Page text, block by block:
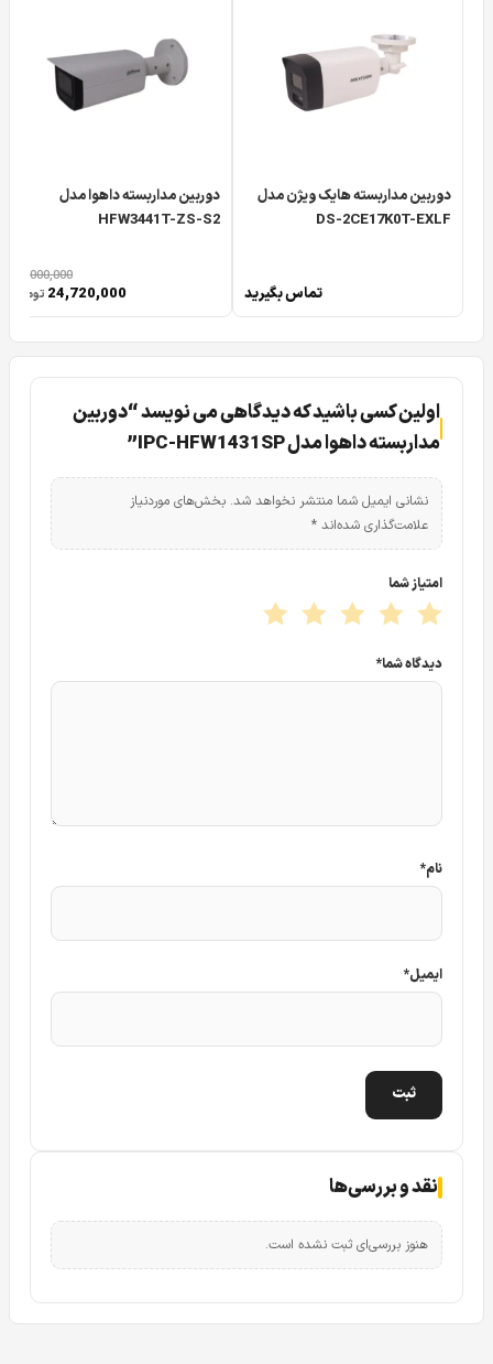
شبکه داهوا 1431SP به عنوان یک دوربین مداربسته IP و تحت
شبکه داهوا که محصولی جدید نیز می باشد معرفی نماییم.
دوربین مدار بسته تحت شبکه آیپی داهوا DH-IPC-HFW1431SP
مشخصات فیزیکی یک بالت کیس کوچک است.
مشخصه فنی ارزشمند دارد و آن هم خاصیت WDR دوربین
مداربسته است که در این دوربین مداربسته IP داهوا وجود دارد.
دوربین داهوا 1431SP دارای قابلیت های فراوانی به عنوان یک
دوربین مدار بسته تحت شبکه می باشد که در ادامه این مقاله
تصمیم داریم تا شما را با ویژگی های کاربردی و مشخصات فن
این دوربین داهوا آشنا نماییم.
کیفیت تحت شبکه بولت IPC-HFW1431SP
مخصوصا یک دوربین تحت شبکه کیفیت و رزولوشن تصویر آن
دوربین IP با کیفیت تصویر 4 مگاپیکسل است و به صورت کاملا
فول فریم نمایش دهد.
نکته کاربردی که در مورد دوربین مدار بسته تحت شبکه داهوا
IPC-HFW1431SP وجود دارد این است که این قابلیت برای این
دوربین تحت شبکه داهواوجود دارد که در صورت لزوم و با توجه
دوربین مداربسته هایک ویژن مدل
DS-2CE17K0T-EXLF
تماس بگیرید
دوربین مداربسته داهوا مدل
HFW3441T-ZS-S2
30,000,000
24,720,000 تومان
نقد و بررسی‌ها
هنوز بررسی‌ای ثبت نشده است.
اولین کسی باشید که دیدگاهی می نویسد “دوربین
مداربسته داهوا مدل IPC-HFW1431SP”
نشانی ایمیل شما منتشر نخواهد شد. بخش‌های موردنیاز
علامت‌گذاری شده‌اند *
امتیاز شما
دیدگاه شما*
نام*
ایمیل*